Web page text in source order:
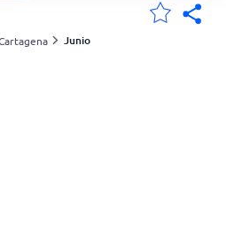
Junio